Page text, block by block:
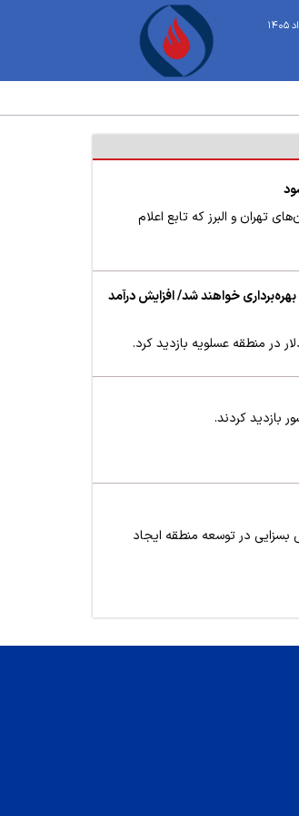
کشور به جز در استان‌های تهران و البرز که تابع اعلام
خواهند شد/ افزایش درآمد
این پروژه نقش بسزایی در توسعه منطقه ایجاد